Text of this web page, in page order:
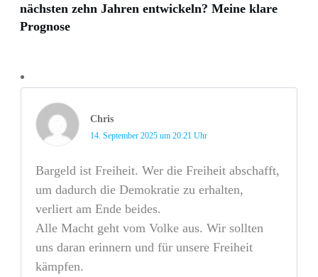
nächsten zehn Jahren entwickeln? Meine klare
Prognose
Chris
14. September 2025 um 20:21 Uhr
Bargeld ist Freiheit. Wer die Freiheit abschafft,
um dadurch die Demokratie zu erhalten,
verliert am Ende beides.
Alle Macht geht vom Volke aus. Wir sollten
uns daran erinnern und für unsere Freiheit
kämpfen.